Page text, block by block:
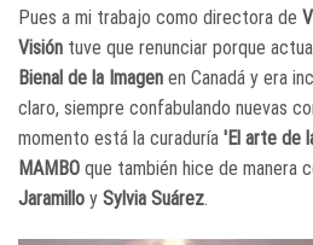
Pues a mi trabajo como directora de
Visión tuve que renunciar porque
Bienal de la Imagen en Canadá y era
claro, siempre confabulando nuevas
momento está la curaduría 'El arte de
MAMBO que también hice de manera
Jaramillo y Sylvia Suárez.